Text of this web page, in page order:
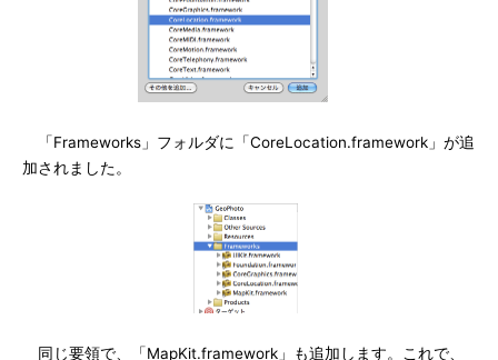
「Frameworks」フォルダに「CoreLocation.framework」が追
加されました。
同じ要領で、「MapKit.framework」も追加します。これで、